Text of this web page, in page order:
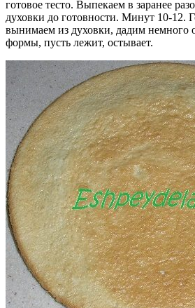
готовое тесто. Выпекаем в заранее
духовки до готовности. Минут 10-12.
вынимаем из духовки, дадим немного
формы, пусть лежит, остывает.